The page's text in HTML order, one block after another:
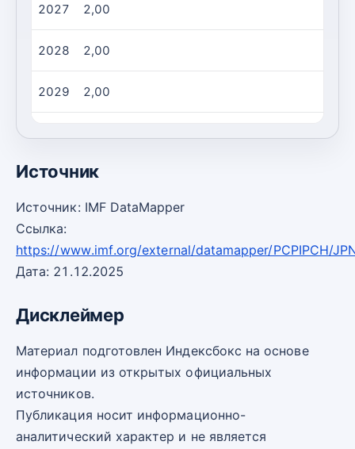
2027 2,00
2028 2,00
2029 2,00
Источник
Источник: IMF DataMapper
Ссылка:
https://www.imf.org/external/datamapper/PCPIPCH/
Дата: 21.12.2025
Дисклеймер
Материал подготовлен Индексбокс на основе
информации из открытых официальных
источников.
Публикация носит информационно-
аналитический характер и не является